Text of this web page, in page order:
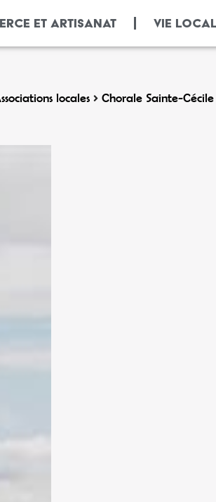
ET ARTISANAT VIE
locales Chorale Sainte-Cécile